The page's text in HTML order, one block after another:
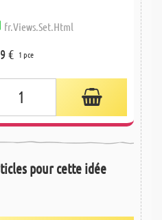
fr.Views.Set.Html
€ 1 pce
pour cette idée